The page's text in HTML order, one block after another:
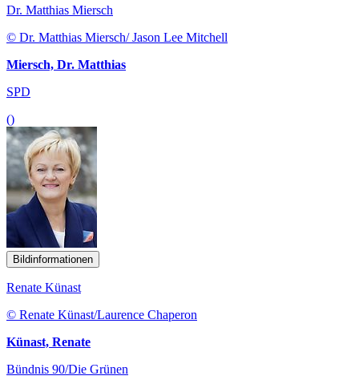
Dr. Matthias Miersch
© Dr. Matthias Miersch/ Jason Lee Mitchell
Miersch, Dr. Matthias
SPD
()
Bildinformationen
Renate Künast
© Renate Künast/Laurence Chaperon
Künast, Renate
Bündnis 90/Die Grünen